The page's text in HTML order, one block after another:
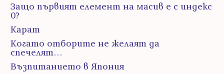
Защо първият елемент на масив е с индекс
0?
Карат
Когато отборите не желаят да
спечелят…
Възпитанието в Япония